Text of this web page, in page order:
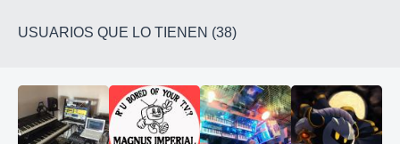
USUARIOS QUE LO TIENEN (38)